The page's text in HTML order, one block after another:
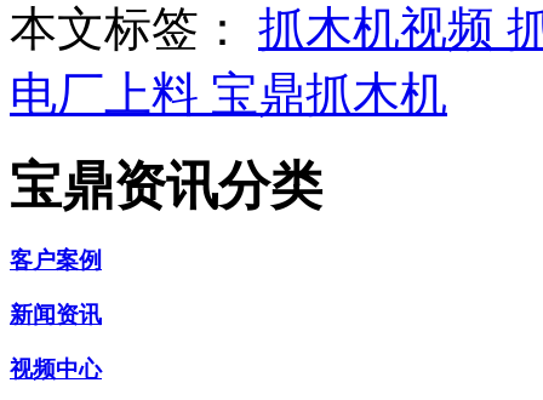
本文标签： 抓木机视频
电厂上料 宝鼎抓木机
宝鼎资讯分类
客户案例
新闻资讯
视频中心